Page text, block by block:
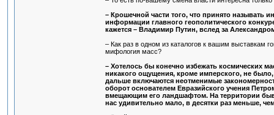
– Крошечной части того, что принято называть
информации главного геополитического
кажется – Владимир Путин, вслед за
– Как раз в одном из каталогов к вашим выставкам
мифология масс?
– Хотелось бы конечно избежать космических
никакого ощущения, кроме имперского, не
дальше включаются неотменимые
оборот основателем Евразийского учения
вмещающим его ландшафтом. На территории
нас удивительно мало, в десятки раз меньше,